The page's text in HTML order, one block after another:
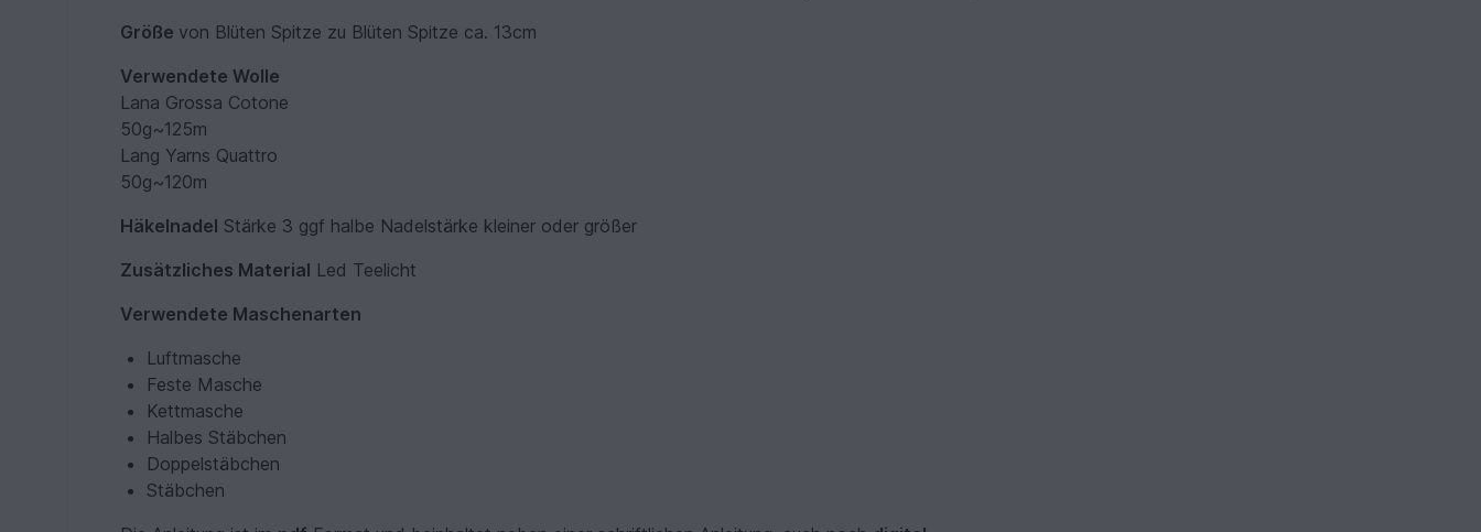
Größe von Blüten Spitze zu Blüten Spitze ca. 13cm
Verwendete Wolle
Lana Grossa Cotone
50g~125m
Lang Yarns Quattro
50g~120m
Häkelnadel Stärke 3 ggf halbe Nadelstärke kleiner oder größer
Zusätzliches Material Led Teelicht
Verwendete Maschenarten
Luftmasche
Feste Masche
Kettmasche
Halbes Stäbchen
Doppelstäbchen
Stäbchen